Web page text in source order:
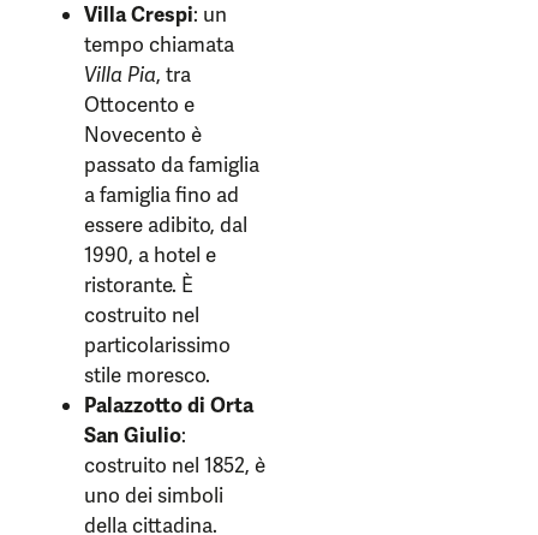
Villa Crespi: un
tempo chiamata
Villa Pia, tra
Ottocento e
Novecento è
passato da famiglia
a famiglia fino ad
essere adibito, dal
1990, a hotel e
ristorante. È
costruito nel
particolarissimo
stile moresco.
Palazzotto di Orta
San Giulio:
costruito nel 1852, è
uno dei simboli
della cittadina.